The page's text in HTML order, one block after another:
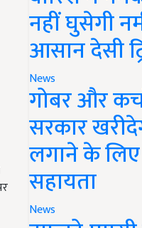
नहीं घुसेगी
आसान देसी
News
गोबर और
सरकार
लगाने के
सहायता
News